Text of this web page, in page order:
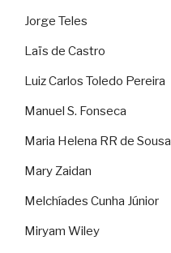
Jorge Teles
Laïs de Castro
Luiz Carlos Toledo Pereira
Manuel S. Fonseca
Maria Helena RR de Sousa
Mary Zaidan
Melchíades Cunha Júnior
Miryam Wiley